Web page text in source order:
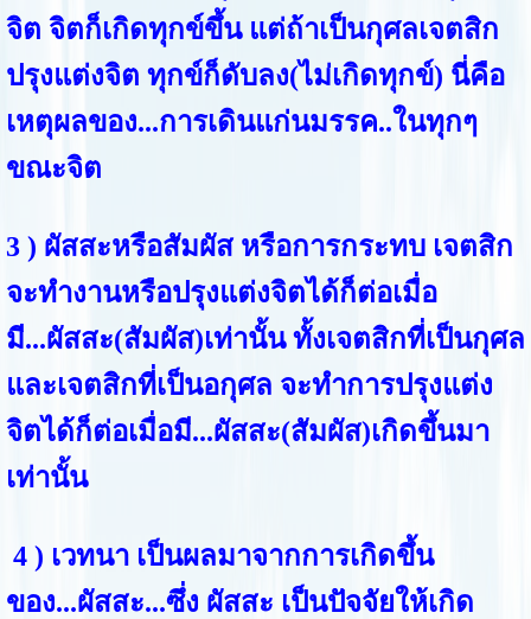
จิต จิตก็เกิดทุกข์ขึ้น แต่ถ้าเป็นกุศลเจตสิก
ปรุงแต่งจิต ทุกข์ก็ดับลง(ไม่เกิดทุกข์) นี่คือ
เหตุผลของ...การเดินแก่นมรรค..ในทุกๆ
ขณะจิต
3 ) ผัสสะหรือสัมผัส หรือการกระทบ เจตสิก
จะทำงานหรือปรุงแต่งจิตได้ก็ต่อเมื่อ
มี...ผัสสะ(สัมผัส)เท่านั้น ทั้งเจตสิกที่เป็นกุศล
และเจตสิกที่เป็นอกุศล จะทำการปรุงแต่ง
จิตได้ก็ต่อเมื่อมี...ผัสสะ(สัมผัส)เกิดขึ้นมา
เท่านั้น
4 ) เวทนา เป็นผลมาจากการเกิดขึ้น
ของ...ผัสสะ...ซึ่ง ผัสสะ เป็นปัจจัยให้เกิด